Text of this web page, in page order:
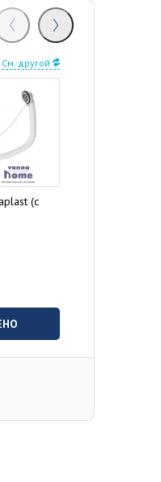
См. другой
(с